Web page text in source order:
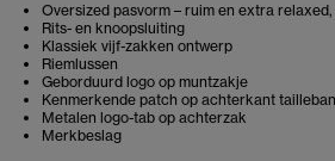
Oversized pasvorm – ruim en extra
Rits- en knoopsluiting
Klassiek vijf-zakken ontwerp
Riemlussen
Geborduurd logo op muntzakje
Kenmerkende patch op achterkant
Metalen logo-tab op achterzak
Merkbeslag